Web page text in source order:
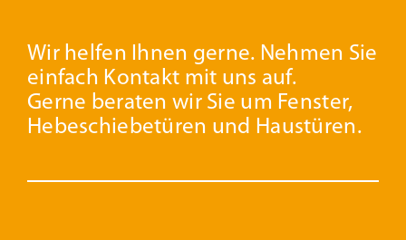
Wir helfen Ihnen gerne. Nehmen Sie
einfach Kontakt mit uns auf.
Gerne beraten wir Sie um Fenster,
Hebeschiebetüren und Haustüren.